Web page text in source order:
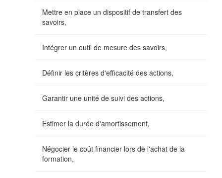
Mettre en place un dispositif de transfert des
savoirs,
Intégrer un outil de mesure des savoirs,
Définir les critères d'efficacité des actions,
Garantir une unité de suivi des actions,
Estimer la durée d'amortissement,
Négocier le coût financier lors de l'achat de la
formation,